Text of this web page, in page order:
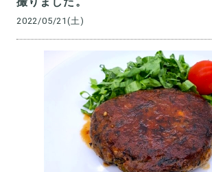
2022/05/21(土)